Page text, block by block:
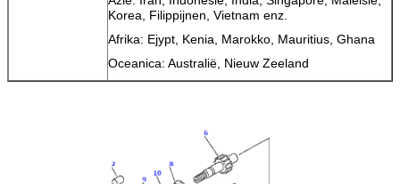
Korea, Filippijnen, Vietnam enz.
Afrika: Ejypt, Kenia, Marokko, Mauritius, Ghana
Oceanica: Australië, Nieuw Zeeland